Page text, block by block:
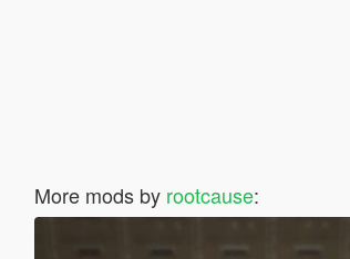
More mods by rootcause: